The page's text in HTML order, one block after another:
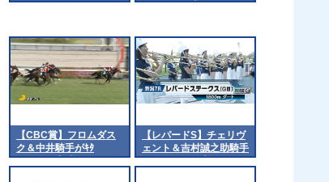
ｷﾀ━━━━(ﾟ
【CBC賞】フロムダス
ク＆中井騎手がｷﾀ
━━━━(ﾟ∀ﾟ)━━━━!!
【レパードS】チェリヴ
ェント＆吉村誠之助騎手
がｷﾀ━━━━(ﾟ